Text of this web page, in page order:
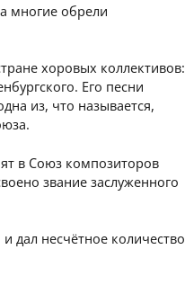
многие обрели
хоровых коллективов:
Его песни
из, что называется,
в Союз композиторов
звание заслуженного
дал несчётное количество